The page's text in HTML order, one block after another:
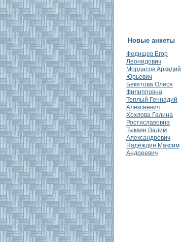
Новые анкеты
Федищев Егор
Леонидович
Мордасов Аркадий
Юрьевич
Бекетова Олеся
Филипповна
Теплый Геннадий
Алексеевич
Хохлова Галина
Ростиславовна
Тыквин Вадим
Александрович
Надеждин Максим
Андреевич